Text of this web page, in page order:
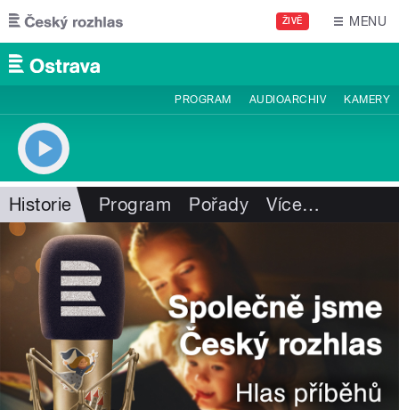
Přejít k hlavnímu obsahu
ŽIVĚ MENU
PROGRAM AUDIOARCHIV KAMERY
Historie Program Pořady Více…